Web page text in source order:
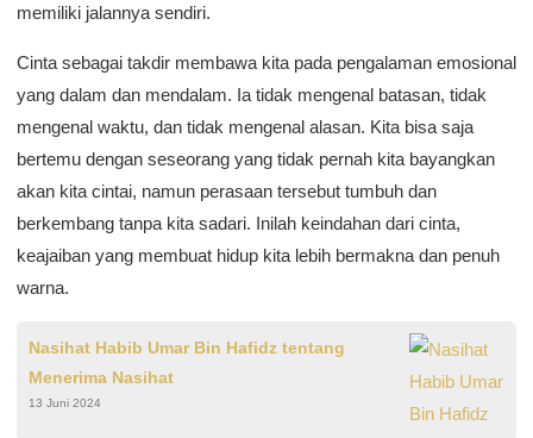
memiliki jalannya sendiri.
Cinta sebagai takdir membawa kita pada pengalaman emosional
yang dalam dan mendalam. Ia tidak mengenal batasan, tidak
mengenal waktu, dan tidak mengenal alasan. Kita bisa saja
bertemu dengan seseorang yang tidak pernah kita bayangkan
akan kita cintai, namun perasaan tersebut tumbuh dan
berkembang tanpa kita sadari. Inilah keindahan dari cinta,
keajaiban yang membuat hidup kita lebih bermakna dan penuh
warna.
Nasihat Habib Umar Bin Hafidz tentang
Menerima Nasihat
13 Juni 2024